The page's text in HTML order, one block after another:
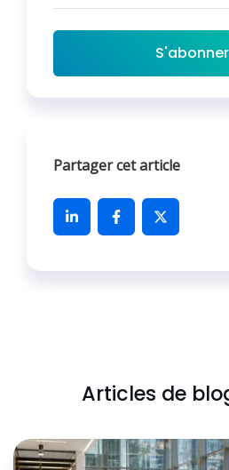
Partager cet article
Articles de